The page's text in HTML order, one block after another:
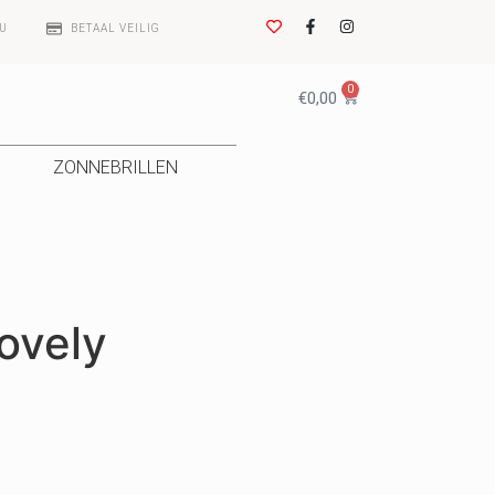
BETAAL VEILIG
ZONNEBRILLEN
€0,00 0